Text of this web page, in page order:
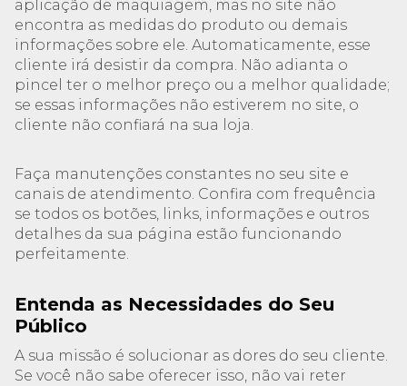
aplicação de maquiagem, mas no site não
encontra as medidas do produto ou demais
informações sobre ele. Automaticamente, esse
cliente irá desistir da compra. Não adianta o
pincel ter o melhor preço ou a melhor qualidade;
se essas informações não estiverem no site, o
cliente não confiará na sua loja.
Faça manutenções constantes no seu site e
canais de atendimento. Confira com frequência
se todos os botões, links, informações e outros
detalhes da sua página estão funcionando
perfeitamente.
Entenda as Necessidades do Seu
Público
A sua missão é solucionar as dores do seu cliente.
Se você não sabe oferecer isso, não vai reter